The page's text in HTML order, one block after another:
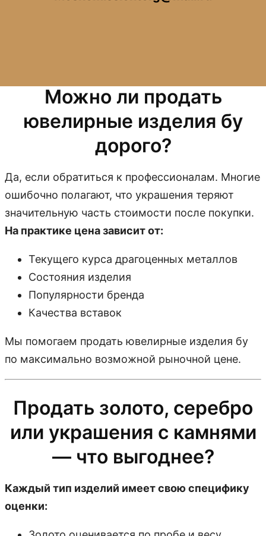
Можно ли продать
ювелирные изделия бу
дорого?
Да, если обратиться к профессионалам. Многие
ошибочно полагают, что украшения теряют
значительную часть стоимости после покупки.
На практике цена зависит от:
Текущего курса драгоценных металлов
Состояния изделия
Популярности бренда
Качества вставок
Мы помогаем продать ювелирные изделия бу
по максимально возможной рыночной цене.
Продать золото, серебро
или украшения с камнями
— что выгоднее?
Каждый тип изделий имеет свою специфику
оценки: